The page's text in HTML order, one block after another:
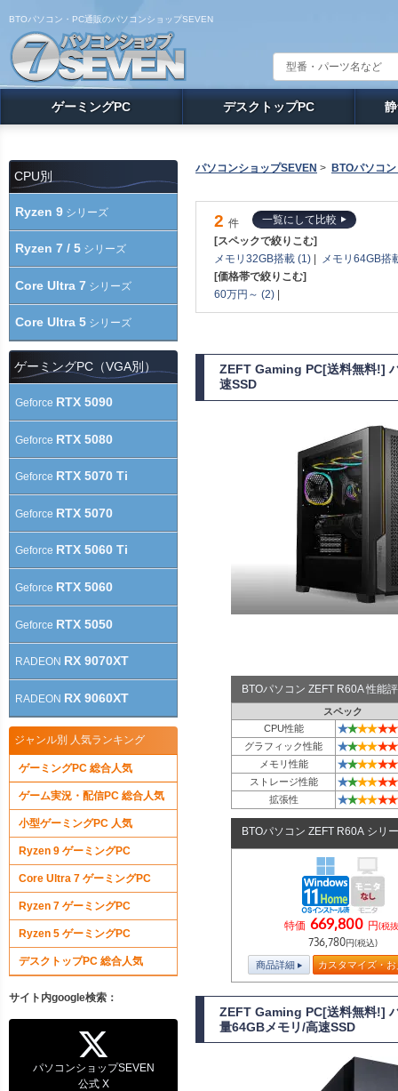
BTOパソコン・PC通販のパソコンショップSEVEN
ゲーミングPC デスクトップPC
パソコンショップSEVEN > BTOパソコ
2 件
一覧にして比較
[スペックで絞りこむ]
メモリ32GB搭載 (1) |
メモリ64GB搭
[価格帯で絞りこむ]
60万円～ (2) |
ZEFT Gaming PC[送料無料!]
速SSD
BTOパソコン ZEFT R60A 性能
スペック
CPU性能
★★★★★★
グラフィック性能 ★★★★★★
メモリ性能 ★★★★★★
ストレージ性能 ★★★★★★
拡張性 ★★★★★★
BTOパソコン ZEFT R60A シリ
特価 669,800 円(税
736,780円(税込)
商品詳細 カスタマイズ・
ZEFT Gaming PC[送料無料!]
量64GBメモリ/高速SSD
CPU別
Ryzen 9 シリーズ
Ryzen 7 / 5 シリーズ
Core Ultra 7 シリーズ
Core Ultra 5 シリーズ
ゲーミングPC（VGA別）
Geforce RTX 5090
Geforce RTX 5080
Geforce RTX 5070 Ti
Geforce RTX 5070
Geforce RTX 5060 Ti
Geforce RTX 5060
Geforce RTX 5050
RADEON RX 9070XT
RADEON RX 9060XT
ジャンル別 人気ランキング
ゲーミングPC 総合人気
ゲーム実況・配信PC 総合人気
小型ゲーミングPC 人気
Ryzen 9 ゲーミングPC
Core Ultra 7 ゲーミングPC
Ryzen 7 ゲーミングPC
Ryzen 5 ゲーミングPC
デスクトップPC 総合人気
サイト内google検索：
パソコンショップSEVEN
公式 X